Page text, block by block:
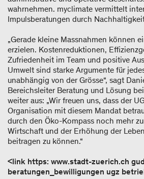
wahrnehmen. myclimate vermittelt
Impulsberatungen durch
„Gerade kleine Massnahmen können
erzielen. Kostenreduktionen,
Zufriedenheit im Team und positive
Umwelt sind starke Argumente für
unabhängig von der Grösse“, sagt
Bereichsleiter Beratung und Lösung
weiter aus: „Wir freuen uns, dass der
Organisation mit diesem Mandat
durch den Öko-Kompass noch mehr
Wirtschaft und der Erhöhung der
beitragen zu können.“
<link https: www.stadt-zuerich.ch
beratungen_bewilligungen ugz